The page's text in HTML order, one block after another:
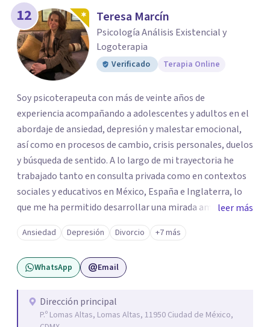
12 Teresa Marcín
Psicología Análisis Existencial y
Logoterapia
Verificado Terapia Online
Soy psicoterapeuta con más de veinte años de
experiencia acompañando a adolescentes y adultos en el
abordaje de ansiedad, depresión y malestar emocional,
así como en procesos de cambio, crisis personales, duelos
y búsqueda de sentido. A lo largo de mi trayectoria he
trabajado tanto en consulta privada como en contextos
sociales y educativos en México, España e Inglaterra, lo
que me ha permitido desarrollar una mirada amplia,
sensible y profundamente humana del sufrimiento
psicológico. Trabajo desde un enfoque integral que
combina la Psicología Existencial, la Logoterapia, el
Análisis Conductual y la Terapia Dialéctico Conductual.
a personas que atraviesan ansiedad persistente, estados
depresivos, agotamiento emocional, pensamientos
leer más
Ansiedad Depresión Divorcio +7 más
WhatsApp Email
Dirección principal
P.º Lomas Altas, Lomas Altas, 11950 Ciudad de México,